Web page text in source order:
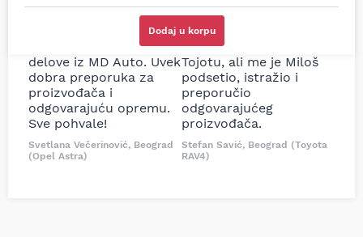
Dodaj u korpu
i definitivno najbolje
cene su ovde. Kupila
sam više puta auto
delove iz MD Auto. Uvek
dobra preporuka za
proizvođača i
odgovarajuću opremu.
Sve pohvale!
Svetlana Večerinović, Beograd
(Opel Astra)
tačan naziv i tip
kočionog cilindra bio
potreban za moju
Tojotu, ali me je Miloš
podsetio, istražio i
preporučio
odgovarajućeg
proizvođača.
Stefan Savić, Beograd (Toyota
RAV4)